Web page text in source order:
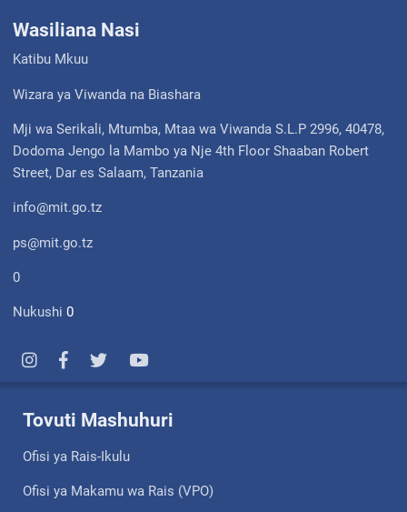
Wasiliana Nasi
Katibu Mkuu
Wizara ya Viwanda na Biashara
Mji wa Serikali, Mtumba, Mtaa wa Viwanda S.L.P 2996, 40478,
Dodoma Jengo la Mambo ya Nje 4th Floor Shaaban Robert
Street, Dar es Salaam, Tanzania
info@mit.go.tz
ps@mit.go.tz
0
Nukushi0
Tovuti Mashuhuri
Ofisi ya Rais-Ikulu
Ofisi ya Makamu wa Rais (VPO)